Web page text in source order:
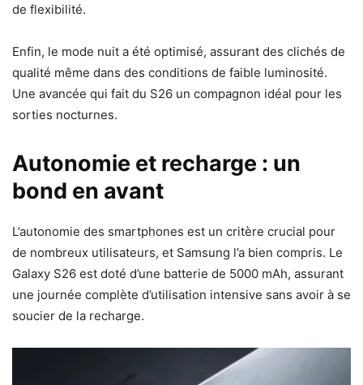
de flexibilité.
Enfin, le mode nuit a été optimisé, assurant des clichés de
qualité même dans des conditions de faible luminosité.
Une avancée qui fait du S26 un compagnon idéal pour les
sorties nocturnes.
Autonomie et recharge : un
bond en avant
L’autonomie des smartphones est un critère crucial pour
de nombreux utilisateurs, et Samsung l’a bien compris. Le
Galaxy S26 est doté d’une batterie de 5000 mAh, assurant
une journée complète d’utilisation intensive sans avoir à se
soucier de la recharge.